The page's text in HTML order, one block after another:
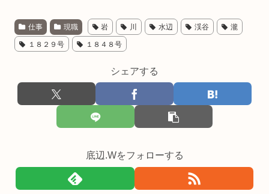
仕事 現職 岩 川 水辺 渓谷 瀧
１８２９号 １８４８号
シェアする
底辺.Wをフォローする